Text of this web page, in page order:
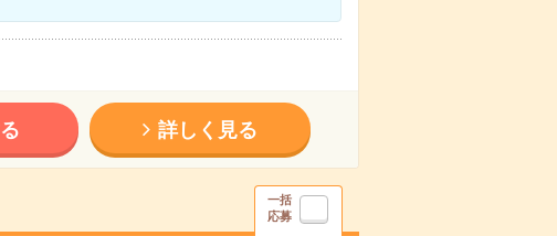
詳しく見る
一括
応募